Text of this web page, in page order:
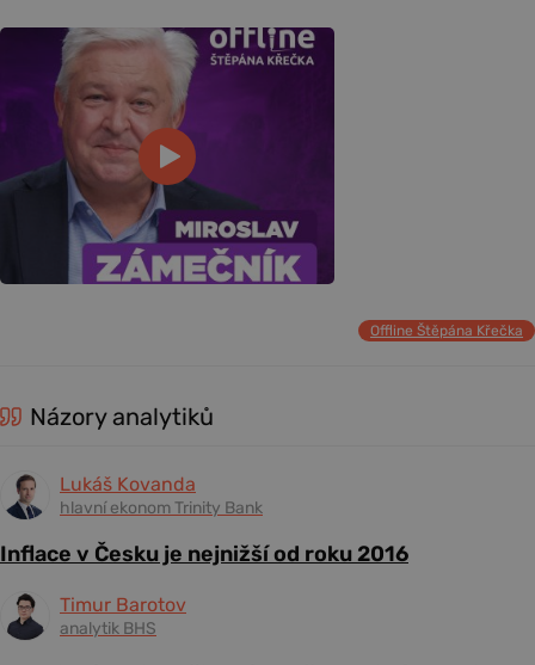
Offline Štěpána Křečka
Názory analytiků
Lukáš Kovanda
hlavní ekonom Trinity Bank
Inflace v Česku je nejnižší od roku 2016
Timur Barotov
analytik BHS